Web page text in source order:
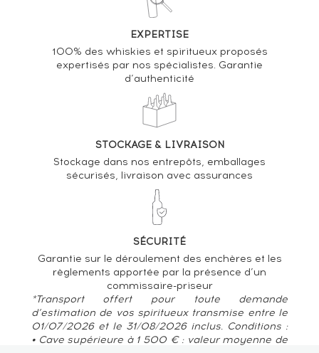
EXPERTISE
100% des whiskies et spiritueux proposés
expertisés par nos spécialistes. Garantie
d’authenticité
STOCKAGE & LIVRAISON
Stockage dans nos entrepôts, emballages
sécurisés, livraison avec assurances
SÉCURITÉ
Garantie sur le déroulement des enchères et les
règlements apportée par la présence d’un
commissaire-priseur
*Transport offert pour toute demande
d’estimation de vos spiritueux transmise entre le
01/07/2026 et le 31/08/2026 inclus. Conditions :
• Cave supérieure à 1 500 € : valeur moyenne de